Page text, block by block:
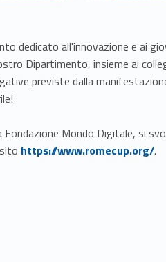
dedicato all'innovazione e ai
Dipartimento, insieme ai
previste dalla
Fondazione Mondo Digitale, si
Link identifier #identifier__138437-1https://www.romecup.org/.